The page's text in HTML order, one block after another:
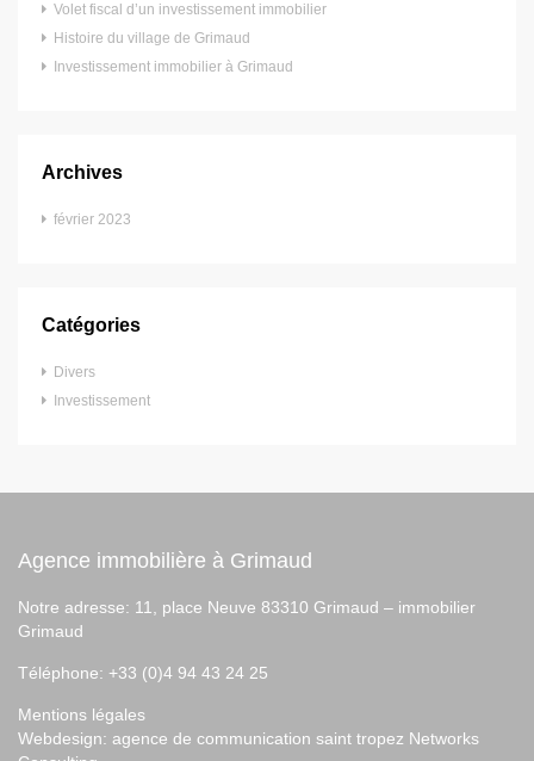
Volet fiscal d’un investissement immobilier
Histoire du village de Grimaud
Investissement immobilier à Grimaud
Archives
février 2023
Catégories
Divers
Investissement
Agence immobilière à Grimaud
Notre adresse: 11, place Neuve 83310 Grimaud – immobilier
Grimaud
Téléphone: +33 (0)4 94 43 24 25
Mentions légales
Webdesign: agence de communication saint tropez Networks